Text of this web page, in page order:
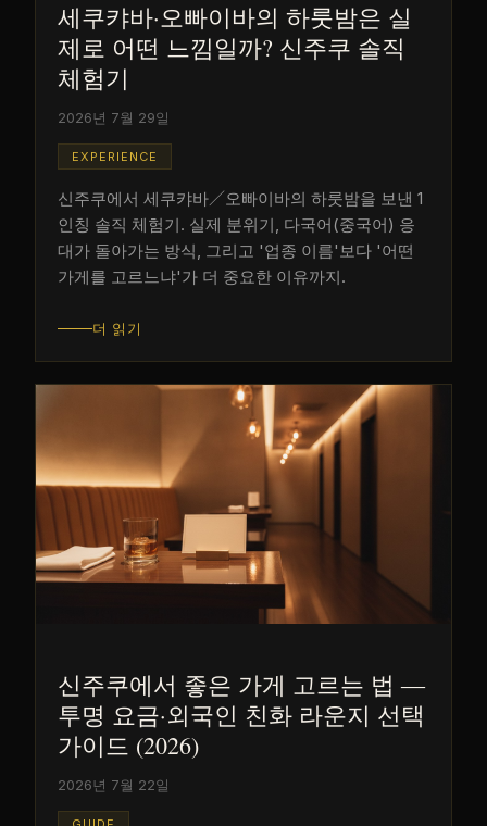
세쿠캬바·오빠이바의 하룻밤은 실
제로 어떤 느낌일까? 신주쿠 솔직
체험기
2026년 7월 29일
EXPERIENCE
신주쿠에서 세쿠캬바／오빠이바의 하룻밤을 보낸 1
인칭 솔직 체험기. 실제 분위기, 다국어(중국어) 응
대가 돌아가는 방식, 그리고 '업종 이름'보다 '어떤
가게를 고르느냐'가 더 중요한 이유까지.
더 읽기
신주쿠에서 좋은 가게 고르는 법 ―
투명 요금·외국인 친화 라운지 선택
가이드 (2026)
2026년 7월 22일